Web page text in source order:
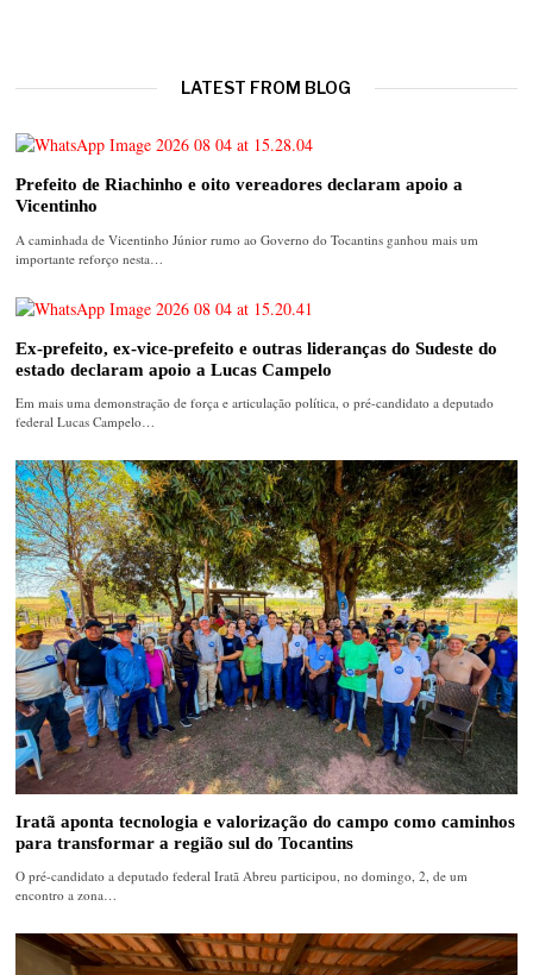
LATEST FROM BLOG
Prefeito de Riachinho e oito vereadores declaram apoio a
Vicentinho
A caminhada de Vicentinho Júnior rumo ao Governo do Tocantins ganhou mais um
importante reforço nesta…
Ex-prefeito, ex-vice-prefeito e outras lideranças do Sudeste do
estado declaram apoio a Lucas Campelo
Em mais uma demonstração de força e articulação política, o pré-candidato a deputado
federal Lucas Campelo…
Iratã aponta tecnologia e valorização do campo como caminhos
para transformar a região sul do Tocantins
O pré-candidato a deputado federal Iratã Abreu participou, no domingo, 2, de um
encontro a zona…